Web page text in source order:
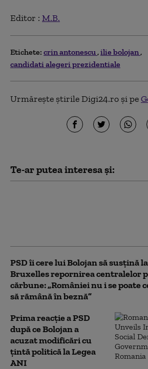
Editor : M.B.
Etichete: crin antonescu ilie bolojan
candidati alegeri prezidentiale
Urmărește știrile Digi24.ro și pe
Te-ar putea interesa și:
PSD îi cere lui Bolojan să susțină la
Bruxelles repornirea centralelor
cărbune: „României nu i se poate
să rămână în beznă”
Prima reacție a PSD
după ce Bolojan a
acuzat modificări cu
țintă politică la Legea
ANI